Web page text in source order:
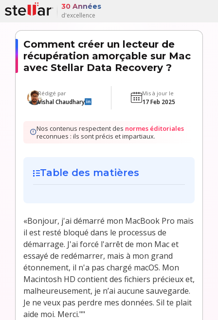
30 Années
d'excellence
Comment créer un lecteur de
récupération amorçable sur Mac
avec Stellar Data Recovery ?
Rédigé par
Vishal Chaudhary in
Mis à jour le
17 Feb 2025
Nos contenus respectent des normes éditoriales
reconnues : ils sont précis et impartiaux.
Table des matières
«Bonjour, j'ai démarré mon MacBook Pro mais
il est resté bloqué dans le processus de
démarrage. J'ai forcé l'arrêt de mon Mac et
essayé de redémarrer, mais à mon grand
étonnement, il n'a pas chargé macOS. Mon
Macintosh HD contient des fichiers précieux et,
malheureusement, je n’ai aucune sauvegarde.
Je ne veux pas perdre mes données. Sil te plait
aide moi. Merci.""